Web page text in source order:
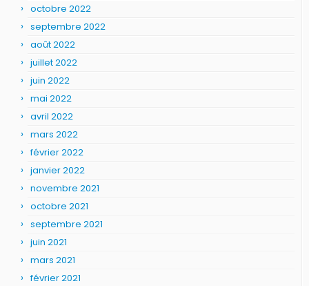
octobre 2022
septembre 2022
août 2022
juillet 2022
juin 2022
mai 2022
avril 2022
mars 2022
février 2022
janvier 2022
novembre 2021
octobre 2021
septembre 2021
juin 2021
mars 2021
février 2021